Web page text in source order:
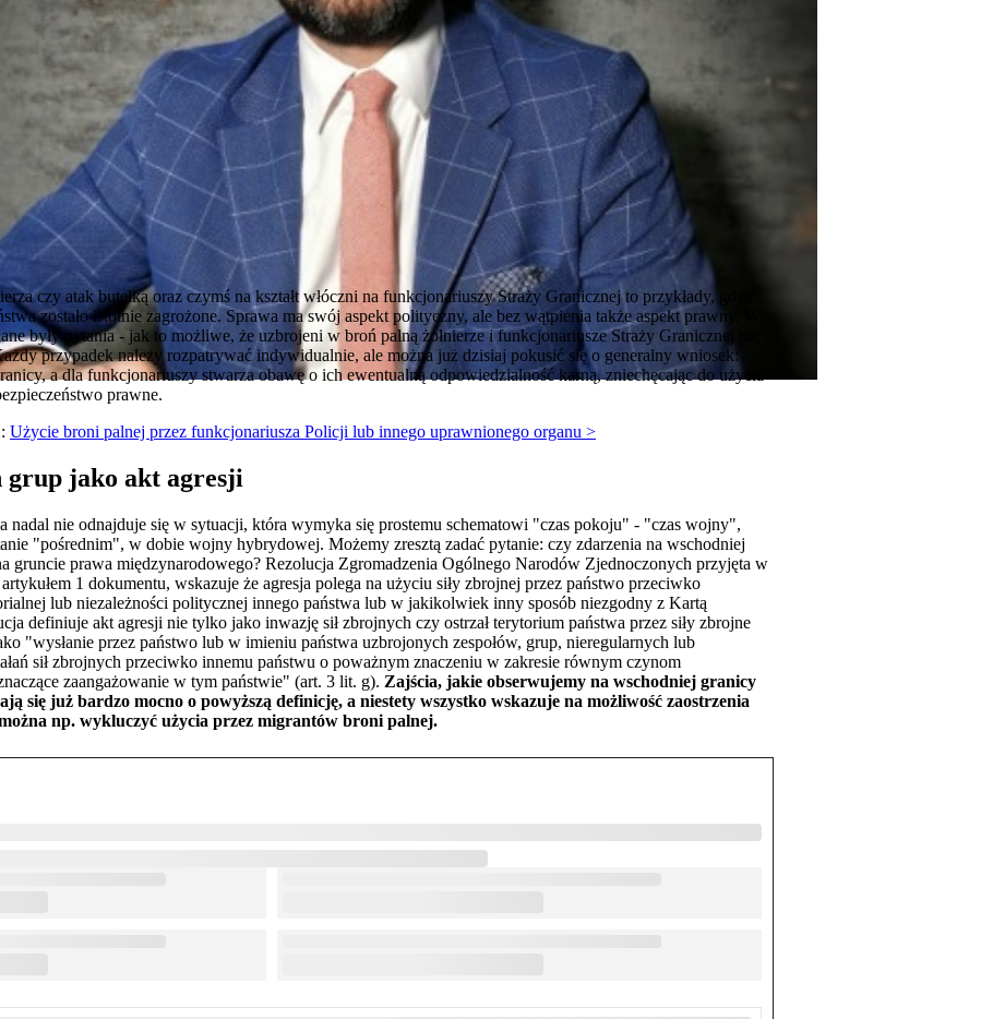
czy atak butelką oraz czymś na kształt włóczni na funkcjonariuszy Straży Granicznej to przykłady, gdzie
zostało istotnie zagrożone. Sprawa ma swój aspekt polityczny, ale bez wątpienia także aspekt prawny. W
były pytania - jak to możliwe, że uzbrojeni w broń palną żołnierze i funkcjonariusze Straży Granicznej nie
przypadek należy rozpatrywać indywidualnie, ale można już dzisiaj pokusić się o generalny wniosek:
a dla funkcjonariuszy stwarza obawę o ich ewentualną odpowiedzialność karną, zniechęcając do użycia
prawne.
Użycie broni palnej przez funkcjonariusza Policji lub innego uprawnionego organu >
jako akt agresji
nadal nie odnajduje się w sytuacji, która wymyka się prostemu schematowi "czas pokoju" - "czas wojny",
"pośrednim", w dobie wojny hybrydowej. Możemy zresztą zadać pytanie: czy zdarzenia na wschodniej
gruncie prawa międzynarodowego? Rezolucja Zgromadzenia Ogólnego Narodów Zjednoczonych przyjęta w
1 dokumentu, wskazuje że agresja polega na użyciu siły zbrojnej przez państwo przeciwko
lub niezależności politycznej innego państwa lub w jakikolwiek inny sposób niezgodny z Kartą
definiuje akt agresji nie tylko jako inwazję sił zbrojnych czy ostrzał terytorium państwa przez siły zbrojne
"wysłanie przez państwo lub w imieniu państwa uzbrojonych zespołów, grup, nieregularnych lub
sił zbrojnych przeciwko innemu państwu o poważnym znaczeniu w zakresie równym czynom
zaangażowanie w tym państwie" (art. 3 lit. g). Zajścia, jakie obserwujemy na wschodniej granicy
się już bardzo mocno o powyższą definicję, a niestety wszystko wskazuje na możliwość zaostrzenia
np. wykluczyć użycia przez migrantów broni palnej.